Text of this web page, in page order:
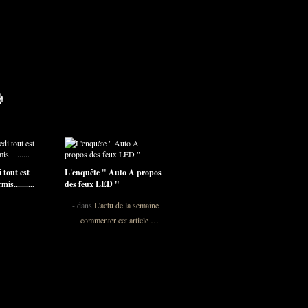
tout est
L'enquête " Auto A propos
des feux LED "
-dans L'actu de la semaine
commenter cet article